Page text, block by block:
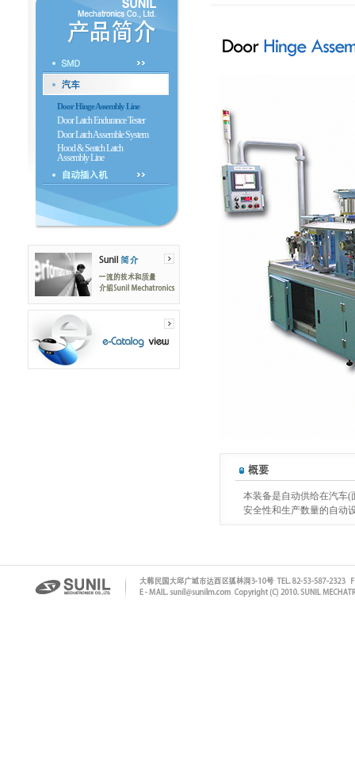
Door Hinge Assembly Line
Door Latch Endurance Tester
Door Latch Assemble System
Hood & Seatch Latch
Assembly Line
本装备是自动供给在汽车(
安全性和生产数量的自动